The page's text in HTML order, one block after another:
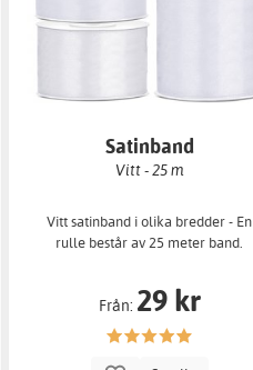
Satinband
Vitt - 25 m
Vitt satinband i olika bredder - En
rulle består av 25 meter band.
Från: 29 kr